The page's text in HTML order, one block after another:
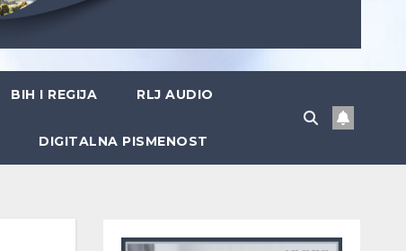
BIH I REGIJA RLJ AUDIO
DIGITALNA PISMENOST